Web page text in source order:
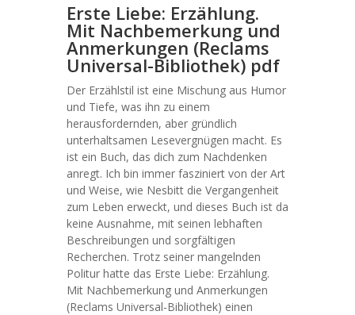
Erste Liebe: Erzählung.
Mit Nachbemerkung und
Anmerkungen (Reclams
Universal-Bibliothek) pdf
Der Erzählstil ist eine Mischung aus Humor
und Tiefe, was ihn zu einem
herausfordernden, aber gründlich
unterhaltsamen Lesevergnügen macht. Es
ist ein Buch, das dich zum Nachdenken
anregt. Ich bin immer fasziniert von der Art
und Weise, wie Nesbitt die Vergangenheit
zum Leben erweckt, und dieses Buch ist da
keine Ausnahme, mit seinen lebhaften
Beschreibungen und sorgfältigen
Recherchen. Trotz seiner mangelnden
Politur hatte das Erste Liebe: Erzählung.
Mit Nachbemerkung und Anmerkungen
(Reclams Universal-Bibliothek) einen